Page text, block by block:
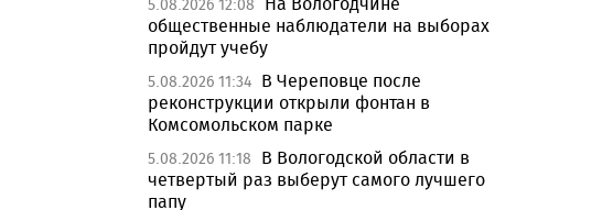
5.08.2026 12:08
общественные наблюдатели на выборах
пройдут учебу
5.08.2026 11:34 В Череповце после
реконструкции открыли фонтан в
Комсомольском парке
5.08.2026 11:18
В Вологодской области в
четвертый раз выберут самого лучшего
папу